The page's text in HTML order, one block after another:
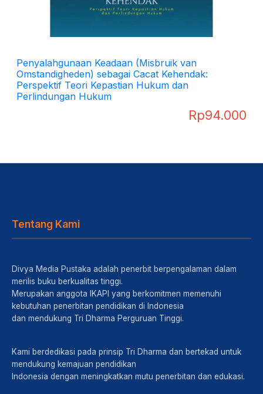
Penyalahgunaan Keadaan (Misbruik van
Omstandigheden) sebagai Cacat Kehendak:
Perspektif Teori Kepastian Hukum dan
Perlindungan Hukum
Rp94.000
Tentang Kami
Divya Media Pustaka adalah penerbit berpengalaman dalam
merilis buku berkualitas tinggi.
Merupakan anggota IKAPI yang berkomitmen memenuhi
kebutuhan penerbitan pendidikan di Indonesia
dan mendukung Tri Dharma Perguruan Tinggi.
Kami berdedikasi pada prinsip Tri Dharma dan bertekad untuk
mendukung kemajuan pendidikan
Indonesia dengan meningkatkan mutu penerbitan dan edukasi.